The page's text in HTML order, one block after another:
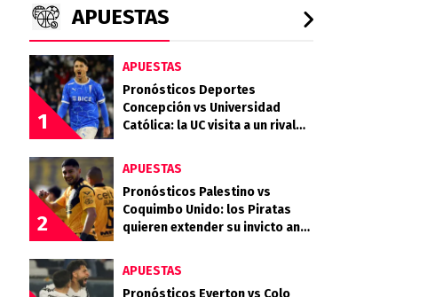
APUESTAS
1
APUESTAS
Pronósticos Deportes
Concepción vs Universidad
Católica: la UC visita a un rival
2
APUESTAS
Pronósticos Palestino vs
Coquimbo Unido: los Piratas
quieren extender su invicto ante
APUESTAS
Pronósticos Everton vs Colo